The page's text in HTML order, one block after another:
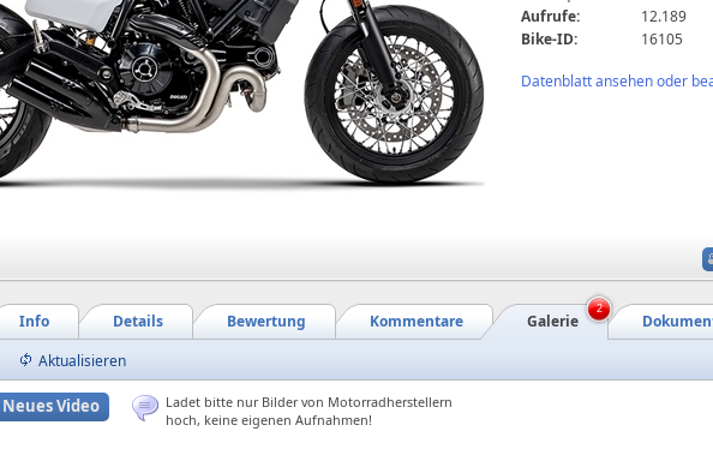
Aufrufe:
12.189
Bike-ID:
16105
Datenblatt ansehen oder
Galerie
Kommentare
Bewertung
Details
Info
2
Aktualisieren
Neues Video
Ladet bitte nur Bilder von Motorradherstellern
hoch, keine eigenen Aufnahmen!